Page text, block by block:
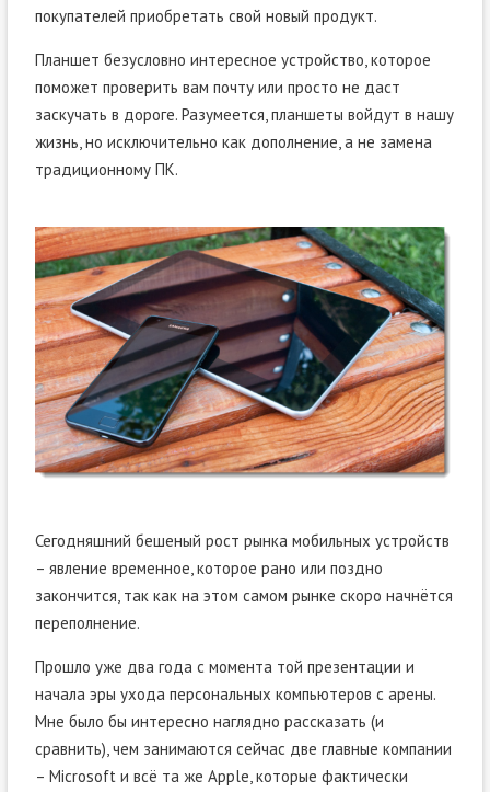
покупателей приобретать свой новый продукт.
Планшет безусловно интересное устройство, которое
поможет проверить вам почту или просто не даст
заскучать в дороге. Разумеется, планшеты войдут в нашу
жизнь, но исключительно как дополнение, а не замена
традиционному ПК.
Сегодняшний бешеный рост рынка мобильных устройств
– явление временное, которое рано или поздно
закончится, так как на этом самом рынке скоро начнётся
переполнение.
Прошло уже два года с момента той презентации и
начала эры ухода персональных компьютеров с арены.
Мне было бы интересно наглядно рассказать (и
сравнить), чем занимаются сейчас две главные компании
– Microsoft и всё та же Apple, которые фактически